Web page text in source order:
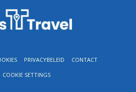
PRIVACYBELEID
CONTACT
COOKIE SETTINGS